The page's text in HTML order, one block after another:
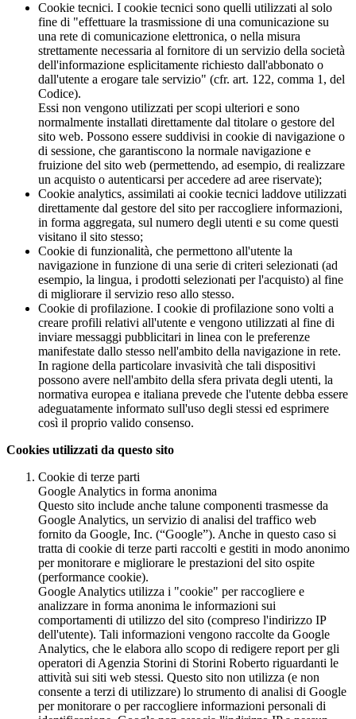
Cookie tecnici. I cookie tecnici sono quelli utilizzati al solo
fine di "effettuare la trasmissione di una comunicazione su
una rete di comunicazione elettronica, o nella misura
strettamente necessaria al fornitore di un servizio della società
dell'informazione esplicitamente richiesto dall'abbonato o
dall'utente a erogare tale servizio" (cfr. art. 122, comma 1, del
Codice).
Essi non vengono utilizzati per scopi ulteriori e sono
normalmente installati direttamente dal titolare o gestore del
sito web. Possono essere suddivisi in cookie di navigazione o
di sessione, che garantiscono la normale navigazione e
fruizione del sito web (permettendo, ad esempio, di realizzare
un acquisto o autenticarsi per accedere ad aree riservate);
Cookie analytics, assimilati ai cookie tecnici laddove utilizzati
direttamente dal gestore del sito per raccogliere informazioni,
in forma aggregata, sul numero degli utenti e su come questi
visitano il sito stesso;
Cookie di funzionalità, che permettono all'utente la
navigazione in funzione di una serie di criteri selezionati (ad
esempio, la lingua, i prodotti selezionati per l'acquisto) al fine
di migliorare il servizio reso allo stesso.
Cookie di profilazione. I cookie di profilazione sono volti a
creare profili relativi all'utente e vengono utilizzati al fine di
inviare messaggi pubblicitari in linea con le preferenze
manifestate dallo stesso nell'ambito della navigazione in rete.
In ragione della particolare invasività che tali dispositivi
possono avere nell'ambito della sfera privata degli utenti, la
normativa europea e italiana prevede che l'utente debba essere
adeguatamente informato sull'uso degli stessi ed esprimere
così il proprio valido consenso.
Cookies utilizzati da questo sito
Cookie di terze parti
Google Analytics in forma anonima
Questo sito include anche talune componenti trasmesse da
Google Analytics, un servizio di analisi del traffico web
fornito da Google, Inc. (“Google”). Anche in questo caso si
tratta di cookie di terze parti raccolti e gestiti in modo anonimo
per monitorare e migliorare le prestazioni del sito ospite
(performance cookie).
Google Analytics utilizza i "cookie" per raccogliere e
analizzare in forma anonima le informazioni sui
comportamenti di utilizzo del sito (compreso l'indirizzo IP
dell'utente). Tali informazioni vengono raccolte da Google
Analytics, che le elabora allo scopo di redigere report per gli
operatori di Agenzia Storini di Storini Roberto riguardanti le
attività sui siti web stessi. Questo sito non utilizza (e non
consente a terzi di utilizzare) lo strumento di analisi di Google
per monitorare o per raccogliere informazioni personali di